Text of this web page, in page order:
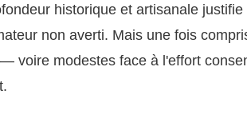
historique et artisanale
non averti. Mais une fois
voire modestes face à l'effort